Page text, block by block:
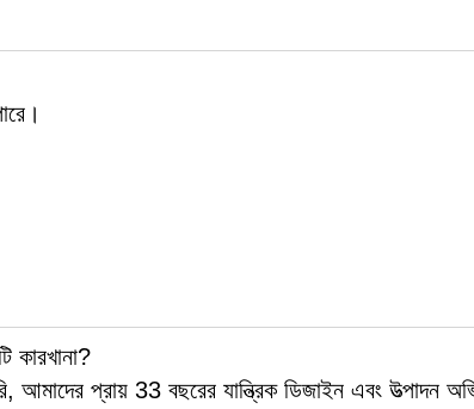
কারখানা?
প্রায় 33 বছরের যান্ত্রিক ডিজাইন এবং উত্পাদন